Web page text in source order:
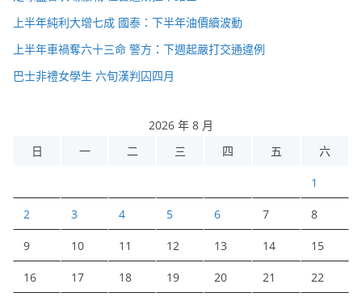
上半年純利大增七成 國泰：下半年油價續波動
上半年車禍奪六十三命 警方：下週起嚴打交通違例
巴士非禮女學生 六旬漢判囚四月
2026 年 8 月
日
一 二 三 四 五 六
1
2 3 4 5 6 7 8
9 10 11 12 13 14 15
16 17 18 19 20 21 22